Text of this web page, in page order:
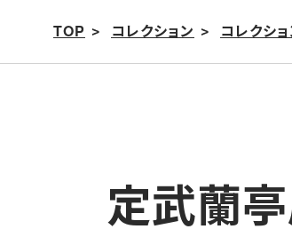
本
TOP コレクション コレクシ
定武蘭亭